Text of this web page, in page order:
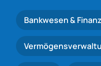
Bankwesen &